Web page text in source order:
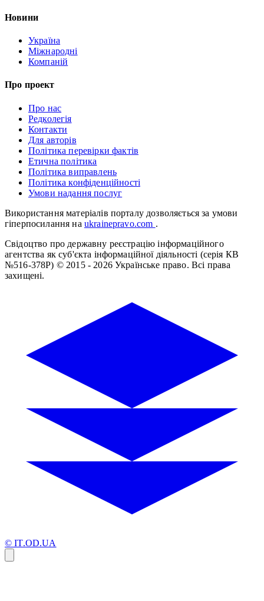
Новини
Україна
Міжнародні
Компаній
Про проект
Про нас
Редколегія
Контакти
Для авторів
Політика перевірки фактів
Етична політика
Політика виправлень
Політика конфіденційності
Умови надання послуг
Використання матеріалів порталу дозволяється за умови
гіперпосилання на ukrainepravo.com .
Свідоцтво про державну реєстрацію інформаційного
агентства як суб'єкта інформаційної діяльності (серія КВ
№516-378Р) © 2015 - 2026 Українське право. Всі права
захищені.
© IT.OD.UA